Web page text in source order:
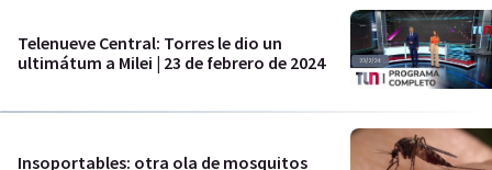
Telenueve Central: Torres le dio un
ultimátum a Milei | 23 de febrero de 2024
Insoportables: otra ola de mosquitos